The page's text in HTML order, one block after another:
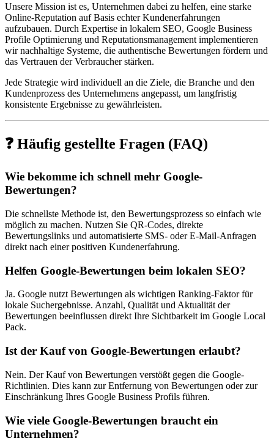
Unsere Mission ist es, Unternehmen dabei zu helfen, eine starke
Online-Reputation auf Basis echter Kundenerfahrungen
aufzubauen. Durch Expertise in lokalem SEO, Google Business
Profile Optimierung und Reputationsmanagement implementieren
wir nachhaltige Systeme, die authentische Bewertungen fördern und
das Vertrauen der Verbraucher stärken.
Jede Strategie wird individuell an die Ziele, die Branche und den
Kundenprozess des Unternehmens angepasst, um langfristig
konsistente Ergebnisse zu gewährleisten.
❓ Häufig gestellte Fragen (FAQ)
Wie bekomme ich schnell mehr Google-
Bewertungen?
Die schnellste Methode ist, den Bewertungsprozess so einfach wie
möglich zu machen. Nutzen Sie QR-Codes, direkte
Bewertungslinks und automatisierte SMS- oder E-Mail-Anfragen
direkt nach einer positiven Kundenerfahrung.
Helfen Google-Bewertungen beim lokalen SEO?
Ja. Google nutzt Bewertungen als wichtigen Ranking-Faktor für
lokale Suchergebnisse. Anzahl, Qualität und Aktualität der
Bewertungen beeinflussen direkt Ihre Sichtbarkeit im Google Local
Pack.
Ist der Kauf von Google-Bewertungen erlaubt?
Nein. Der Kauf von Bewertungen verstößt gegen die Google-
Richtlinien. Dies kann zur Entfernung von Bewertungen oder zur
Einschränkung Ihres Google Business Profils führen.
Wie viele Google-Bewertungen braucht ein
Unternehmen?